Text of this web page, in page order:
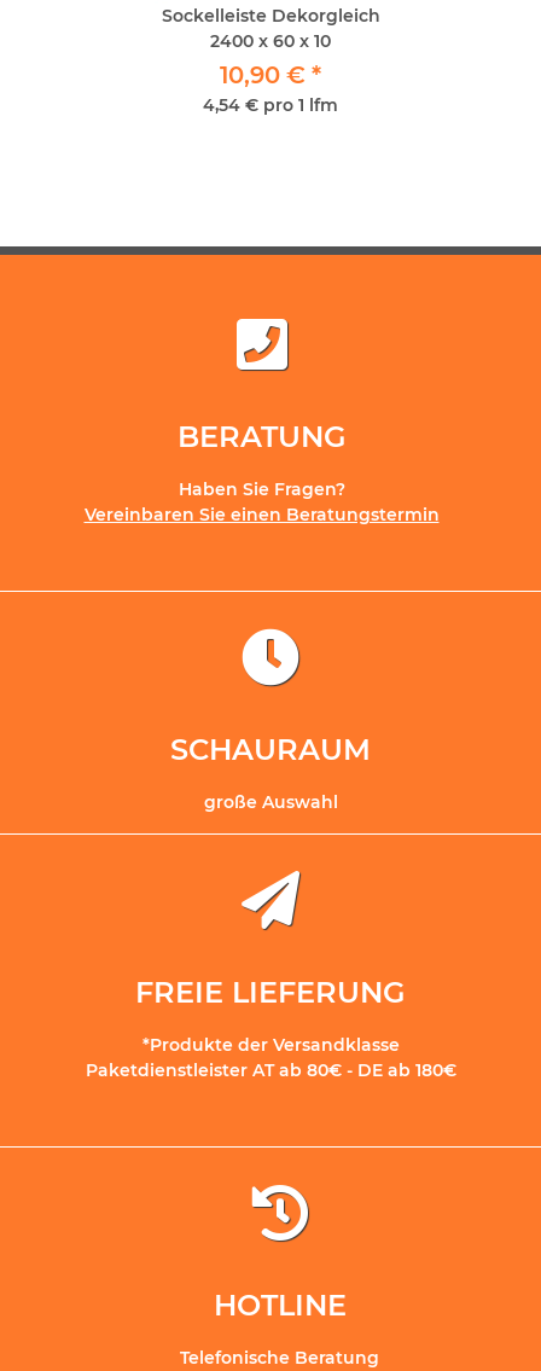
Sockelleiste Dekorgleich
2400 x 60 x 10
10,90 € *
4,54 € pro 1 lfm
BERATUNG
Haben Sie Fragen?
Vereinbaren Sie einen Beratungstermin
SCHAURAUM
große Auswahl
FREIE LIEFERUNG
*Produkte der Versandklasse
Paketdienstleister AT ab 80€ - DE ab 180€
HOTLINE
Telefonische Beratung